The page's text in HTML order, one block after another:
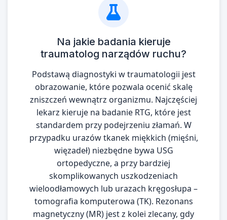
Na jakie badania kieruje
traumatolog narządów ruchu?
Podstawą diagnostyki w traumatologii jest
obrazowanie, które pozwala ocenić skalę
zniszczeń wewnątrz organizmu. Najczęściej
lekarz kieruje na badanie RTG, które jest
standardem przy podejrzeniu złamań. W
przypadku urazów tkanek miękkich (mięśni,
więzadeł) niezbędne bywa USG
ortopedyczne, a przy bardziej
skomplikowanych uszkodzeniach
wieloodłamowych lub urazach kręgosłupa –
tomografia komputerowa (TK). Rezonans
magnetyczny (MR) jest z kolei zlecany, gdy